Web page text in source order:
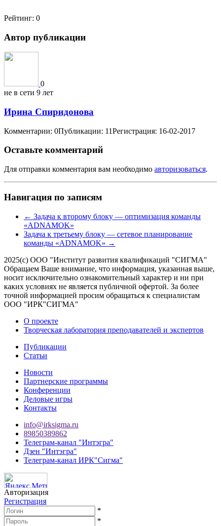
Рейтинг: 0
Автор публикации
0
не в сети 9 лет
Ирина Спиридонова
Комментарии: 0Публикации: 11Регистрация: 16-02-2017
Оставьте комментарий
Для отправки комментария вам необходимо авторизоваться.
Навигация по записям
← Задача к второму блоку — оптимизация команды
«ADNAMOK»
Задача к третьему блоку — сетевое планирование
команды «ADNAMOK» →
2025(с) ООО "Институт развития квалификаций "СИГМА"
Обращаем Ваше внимание, что информация, указанная выше,
носит исключительно ознакомительный характер и ни при
каких условиях не является публичной офертой. За более
точной информацией просим обращаться к специалистам
ООО "ИРК"СИГМА"
О проекте
Творческая лаборатория преподавателей и экспертов
Публикации
Статьи
Новости
Партнерские программы
Конференции
Деловые игры
Контакты
info@irksigma.ru
89850389862
Телеграм-канал "Интэгра"
Дзен "Интэгра"
Телеграм-канал ИРК"Сигма"
Авторизация
Регистрация
*
*